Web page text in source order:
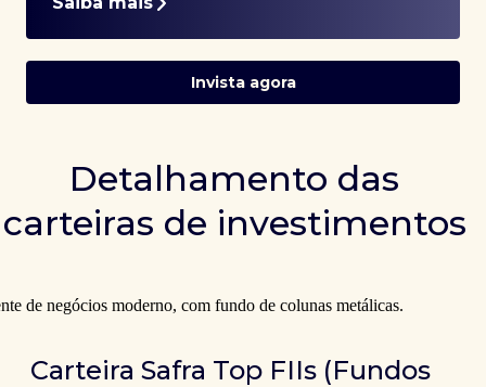
Invista agora
Detalhamento das
carteiras de investimentos
Carteira Safra Top FIIs (Fundos